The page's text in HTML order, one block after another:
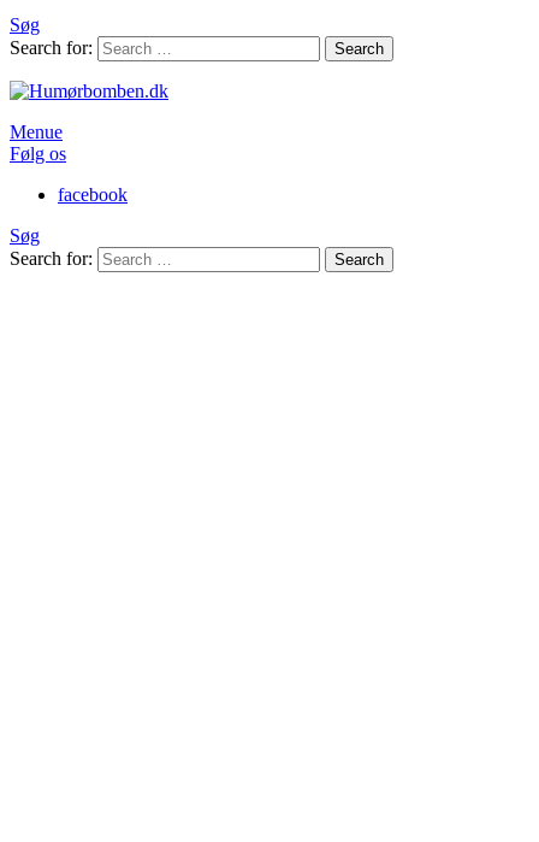
Søg
Search for:
Search
Menue
Følg os
facebook
Søg
Search for:
Search